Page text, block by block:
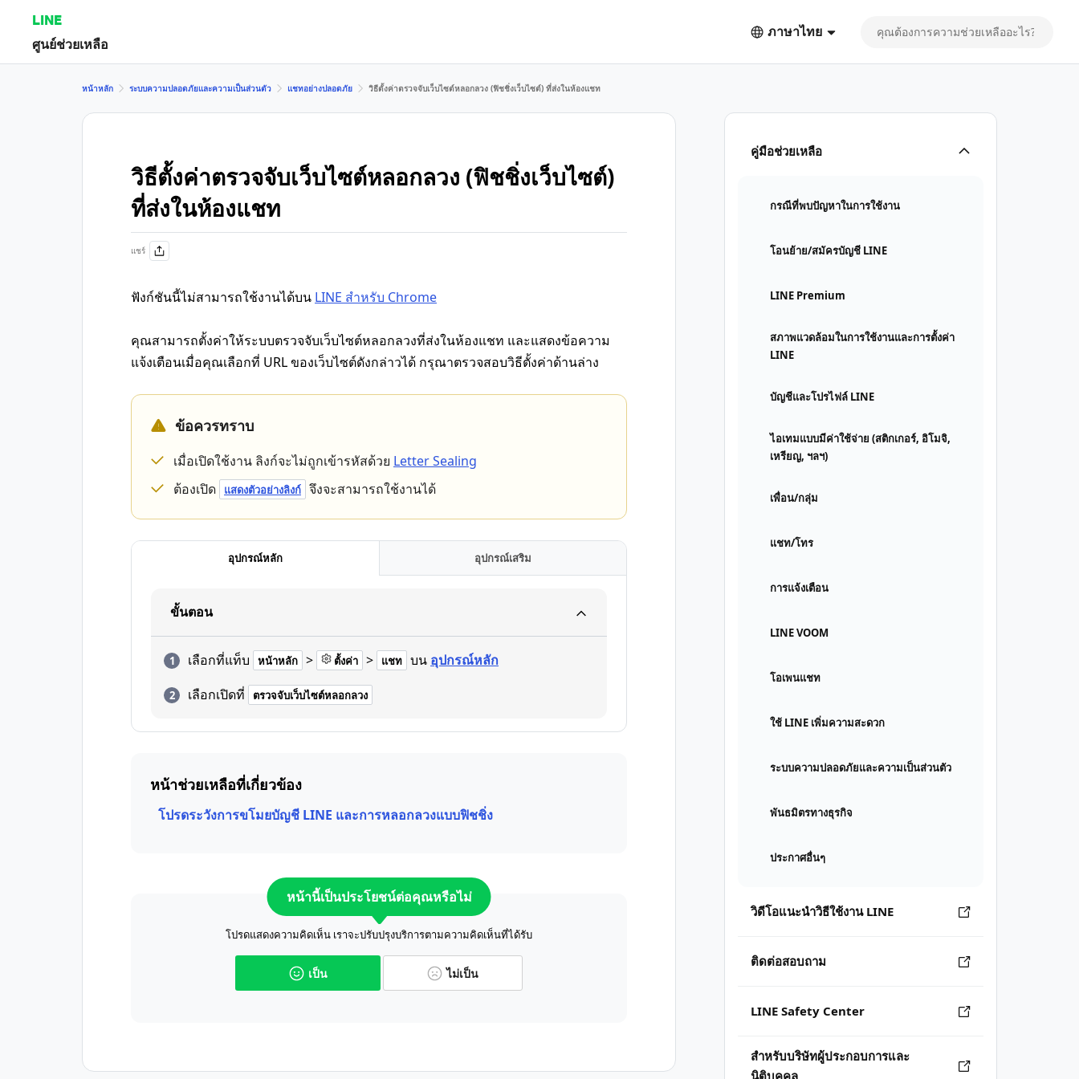
LINE
ศูนย์ช่วยเหลือ
ภาษาไทย
คู่มือช่วยเหลือ
กรณีที่พบปัญหาในการใช้งาน
โอนย้าย/สมัครบัญชี LINE
LINE Premium
สภาพแวดล้อมในการใช้งานและการตั้งค่า
LINE
บัญชีและโปรไฟล์ LINE
ไอเทมแบบมีค่าใช้จ่าย (สติกเกอร์, อิโมจิ,
เหรียญ, ฯลฯ)
เพื่อน/กลุ่ม
แชท/โทร
การแจ้งเตือน
LINE VOOM
โอเพนแชท
ใช้ LINE เพิ่มความสะดวก
ระบบความปลอดภัยและความเป็นส่วนตัว
พันธมิตรทางธุรกิจ
ประกาศอื่นๆ
วิดีโอแนะนำวิธีใช้งาน LINE
ติดต่อสอบถาม
LINE Safety Center
สำหรับบริษัทผู้ประกอบการและ
นิติบุคคล
หน้าหลัก ระบบความปลอดภัยและความเป็นส่วนตัว แชทอย่างปลอดภัย วิธีตั้งค่าตรวจจับเว็บไซต์หลอกลวง (ฟิชชิ่งเว็บไซต์) ที่ส่งในห้องแชท
วิธีตั้งค่าตรวจจับเว็บไซต์หลอกลวง (ฟิชชิ่งเว็บไซต์)
ที่ส่งในห้องแชท
แชร์
ฟังก์ชันนี้ไม่สามารถใช้งานได้บน LINE สำหรับ Chrome
คุณสามารถตั้งค่าให้ระบบตรวจจับเว็บไซต์หลอกลวงที่ส่งในห้องแชท และแสดงข้อความ
แจ้งเตือนเมื่อคุณเลือกที่ URL ของเว็บไซต์ดังกล่าวได้ กรุณาตรวจสอบวิธีตั้งค่าด้านล่าง
ข้อควรทราบ
เมื่อเปิดใช้งาน ลิงก์จะไม่ถูกเข้ารหัสด้วย Letter Sealing
ต้องเปิด
แสดงตัวอย่างลิงก์ จึงจะสามารถใช้งานได้
อุปกรณ์หลัก อุปกรณ์เสริม
ขั้นตอน
เลือกที่แท็บ หน้าหลัก > ตั้งค่า > แชท บน อุปกรณ์หลัก
เลือกเปิดที่
ตรวจจับเว็บไซต์หลอกลวง
หน้าช่วยเหลือที่เกี่ยวข้อง
โปรดระวังการขโมยบัญชี LINE และการหลอกลวงแบบฟิชชิ่ง
หน้านี้เป็นประโยชน์ต่อคุณหรือไม่
โปรดแสดงความคิดเห็น เราจะปรับปรุงบริการตามความคิดเห็นที่ได้รับ
เป็น ไม่เป็น